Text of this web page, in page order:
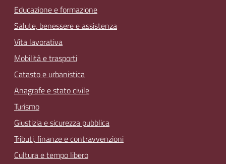
Educazione e formazione
Salute, benessere e assistenza
Vita lavorativa
Mobilità e trasporti
Catasto e urbanistica
Anagrafe e stato civile
Turismo
Giustizia e sicurezza pubblica
Tributi, finanze e contravvenzioni
Cultura e tempo libero